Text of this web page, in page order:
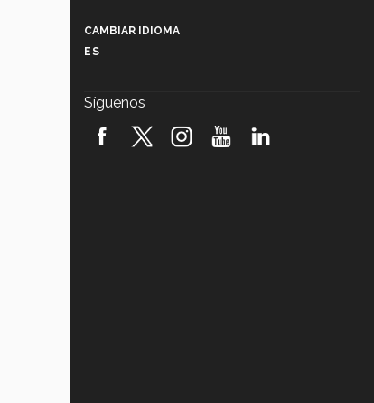
robótica FIRST 2026! (video)
CAMBIAR IDIOMA
ES
Síguenos